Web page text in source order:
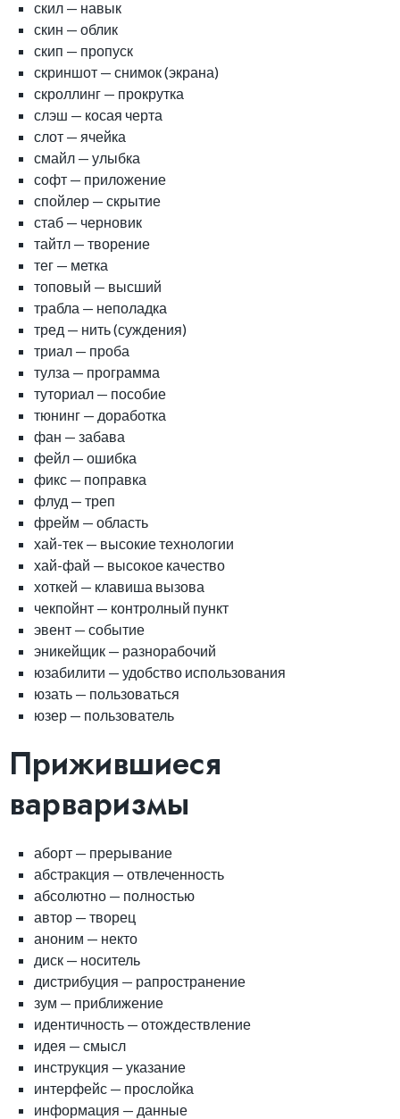
скил — навык
скин — облик
скип — пропуск
скриншот — снимок (экрана)
скроллинг — прокрутка
слэш — косая черта
слот — ячейка
смайл — улыбка
софт — приложение
спойлер — скрытие
стаб — черновик
тайтл — творение
тег — метка
топовый — высший
трабла — неполадка
тред — нить (суждения)
триал — проба
тулза — программа
туториал — пособие
тюнинг — доработка
фан — забава
фейл — ошибка
фикс — поправка
флуд — треп
фрейм — область
хай-тек — высокие технологии
хай-фай — высокое качество
хоткей — клавиша вызова
чекпойнт — контролный пункт
эвент — событие
эникейщик — разнорабочий
юзабилити — удобство использования
юзать — пользоваться
юзер — пользователь
Прижившиеся
варваризмы
аборт — прерывание
абстракция — отвлеченность
абсолютно — полностью
автор — творец
аноним — некто
диск — носитель
дистрибуция — рапространение
зум — приближение
идентичность — отождествление
идея — смысл
инструкция — указание
интерфейс — прослойка
информация — данные